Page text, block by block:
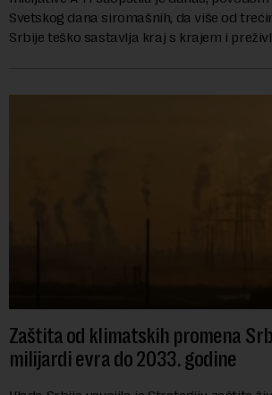
Svetskog dana siromašnih, da više od
Srbije teško sastavlja kraj s krajem i
Zaštita od klimatskih promena
milijardi evra do 2033. godine